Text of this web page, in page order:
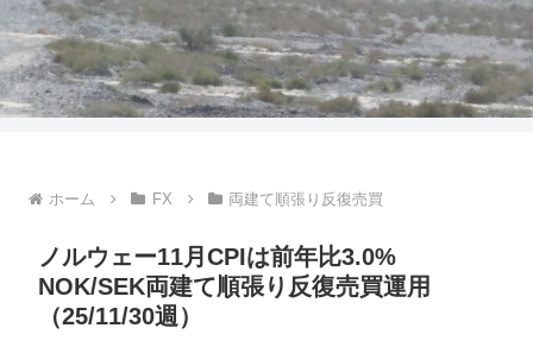
ホーム FX 両建て順張り反復売買
ノルウェー11月CPIは前年比3.0%
NOK/SEK両建て順張り反復売買運用
（25/11/30週）